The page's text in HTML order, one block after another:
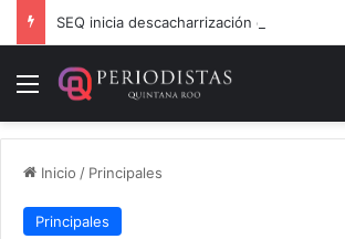
Menú
Inicio / Principales
Principales